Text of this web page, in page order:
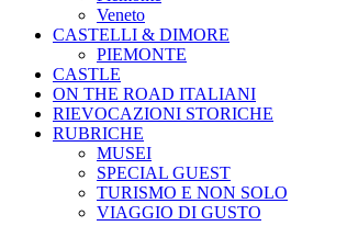
Veneto
CASTELLI & DIMORE
PIEMONTE
CASTLE
ON THE ROAD ITALIANI
RIEVOCAZIONI STORICHE
RUBRICHE
MUSEI
SPECIAL GUEST
TURISMO E NON SOLO
VIAGGIO DI GUSTO